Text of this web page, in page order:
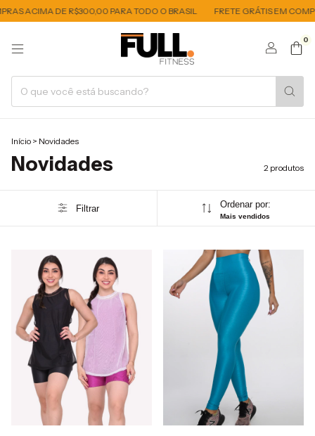
ACIMA DE R$300,00 PARA TODO O BRASIL FRETE GRÁTIS EM
0
Início > Novidades
Novidades 2 produtos
Filtrar Ordenar por:
Mais vendidos